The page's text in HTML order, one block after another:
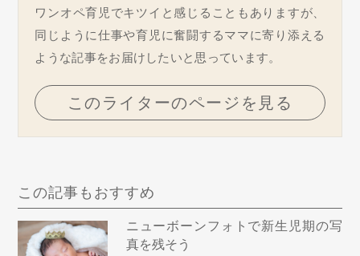
ワンオペ育児でキツイと感じることもありますが、
同じように仕事や育児に奮闘するママに寄り添える
ような記事をお届けしたいと思っています。
このライターのページを見る
この記事もおすすめ
ニューボーンフォトで新生児期の写
真を残そう